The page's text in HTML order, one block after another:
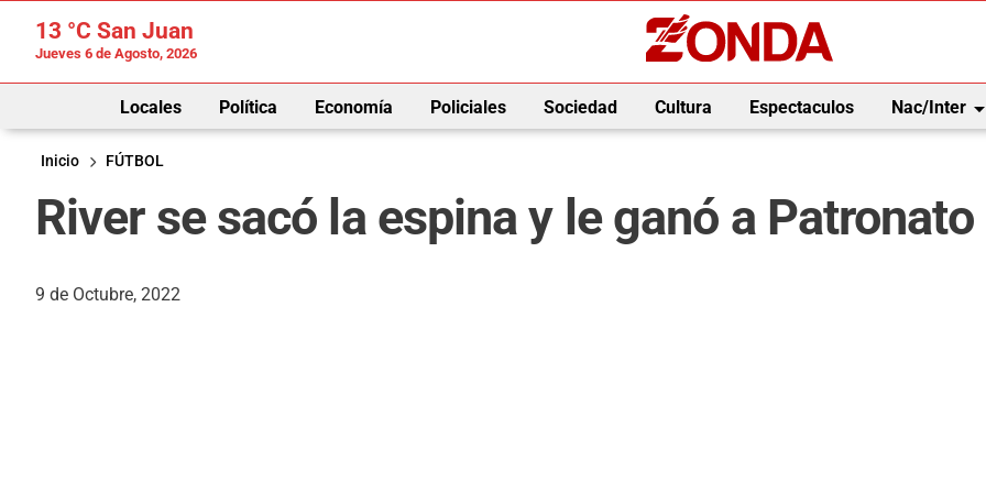
13 °C San Juan
Jueves 6 de Agosto, 2026
Locales Política Economía Policiales Sociedad Cultura Espectaculos Nac/Interarrow_drop_down
Inicio
FÚTBOL
River se sacó la espina y le ganó a Patronato
9 de Octubre, 2022